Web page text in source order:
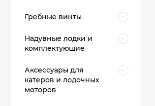
Гребные винты
Надувные лодки и
комплектующие
Аксессуары для
катеров и лодочных
моторов